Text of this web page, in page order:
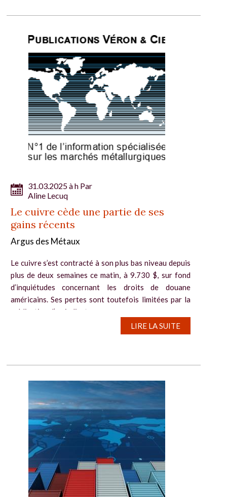
31.03.2025 à h Par
Aline Lecuq
Le cuivre cède une partie de ses
gains récents
Argus des Métaux
Le cuivre s’est contracté à son plus bas niveau depuis
plus de deux semaines ce matin, à 9.730 $, sur fond
d’inquiétudes concernant les droits de douane
américains. Ses pertes sont toutefois limitées par la
publication d’un indicateur...
LIRE LA SUITE